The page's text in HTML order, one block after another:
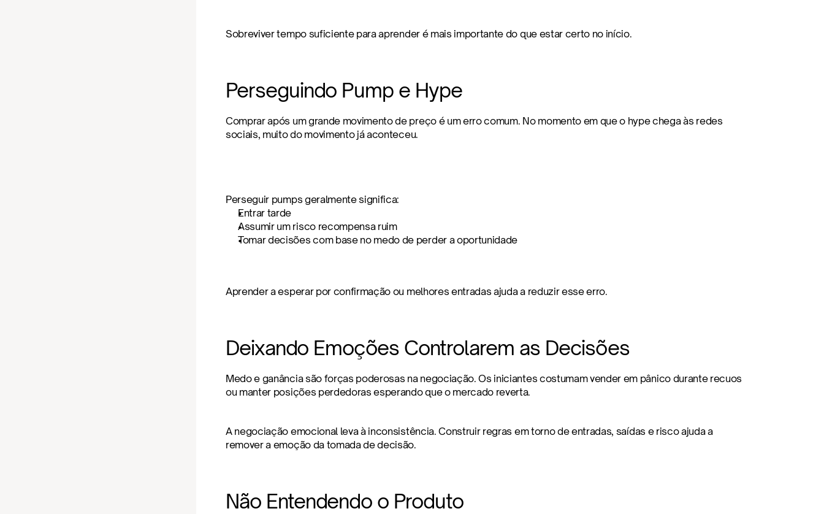
Sobreviver tempo suficiente para aprender é mais importante do que estar certo no início.
Perseguindo Pump e Hype
Comprar após um grande movimento de preço é um erro comum. No momento em que o hype chega às redes
sociais, muito do movimento já aconteceu.
Perseguir pumps geralmente significa:
Entrar tarde
Assumir um risco recompensa ruim
Tomar decisões com base no medo de perder a oportunidade
Aprender a esperar por confirmação ou melhores entradas ajuda a reduzir esse erro.
Deixando Emoções Controlarem as Decisões
Medo e ganância são forças poderosas na negociação. Os iniciantes costumam vender em pânico durante recuos
ou manter posições perdedoras esperando que o mercado reverta.
A negociação emocional leva à inconsistência. Construir regras em torno de entradas, saídas e risco ajuda a
remover a emoção da tomada de decisão.
Não Entendendo o Produto